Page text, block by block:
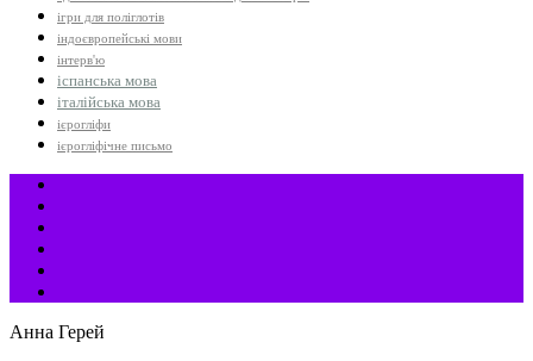
ігри для поліглотів
індоєвропейські мови
інтерв'ю
іспанська мова
італійська мова
ієрогліфи
ієрогліфічне письмо
Анна Герей